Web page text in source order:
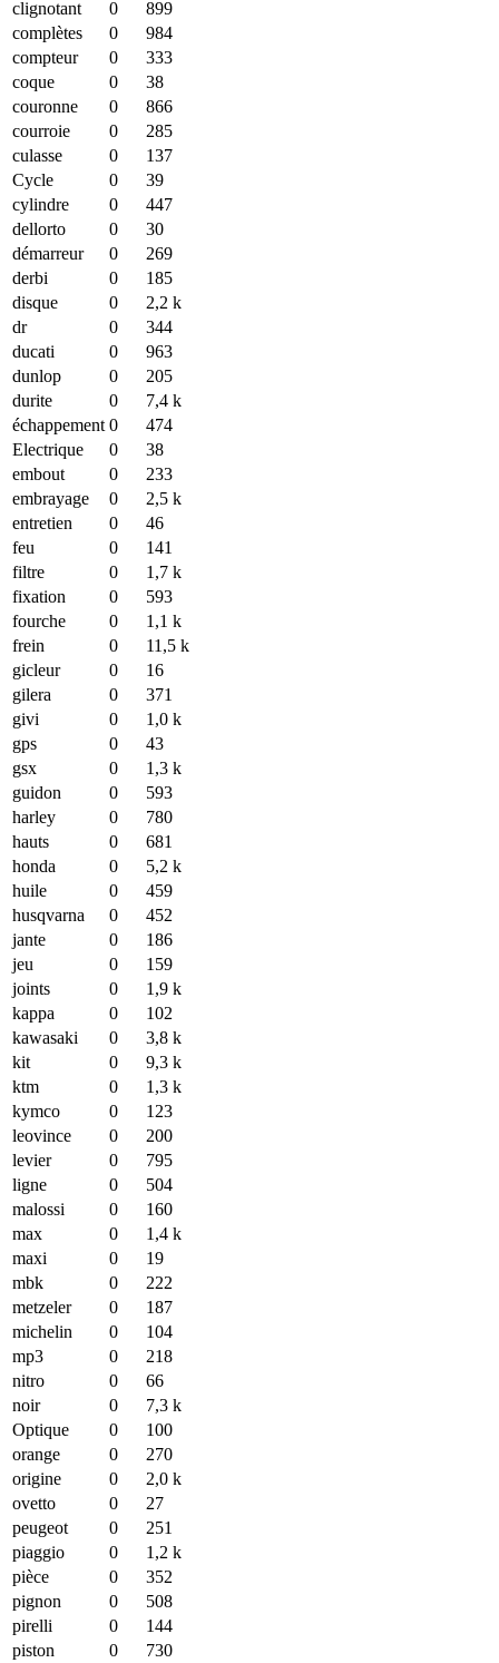
clignotant
0
899
complètes
0
984
compteur
0
333
coque
0
38
couronne
0
866
courroie
0
285
culasse
0
137
Cycle
0
39
cylindre
0
447
dellorto
0
30
démarreur
0
269
derbi
0
185
disque
0
2,2 k
dr
0
344
ducati
0
963
dunlop
0
205
durite
0
7,4 k
échappement 0
474
Electrique
0
38
embout
0
233
embrayage
0
2,5 k
entretien
0
46
feu
0
141
filtre
0
1,7 k
fixation
0
593
fourche
0
1,1 k
frein
0
11,5 k
gicleur
0
16
gilera
0
371
givi
0
1,0 k
gps
0
43
gsx
0
1,3 k
guidon
0
593
harley
0
780
hauts
0
681
honda
0
5,2 k
huile
0
459
husqvarna
0
452
jante
0
186
jeu
0
159
joints
0
1,9 k
kappa
0
102
kawasaki
0
3,8 k
kit
0
9,3 k
ktm
0
1,3 k
kymco
0
123
leovince
0
200
levier
0
795
ligne
0
504
malossi
0
160
max
0
1,4 k
maxi
0
19
mbk
0
222
metzeler
0
187
michelin
0
104
mp3
0
218
nitro
0
66
noir
0
7,3 k
Optique
0
100
orange
0
270
origine
0
2,0 k
ovetto
0
27
peugeot
0
251
piaggio
0
1,2 k
pièce
0
352
pignon
0
508
pirelli
0
144
piston
0
730